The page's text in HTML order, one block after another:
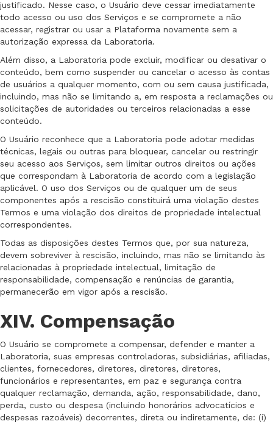
justificado. Nesse caso, o Usuário deve cessar imediatamente
todo acesso ou uso dos Serviços e se compromete a não
acessar, registrar ou usar a Plataforma novamente sem a
autorização expressa da Laboratoria.
Além disso, a Laboratoria pode excluir, modificar ou desativar o
conteúdo, bem como suspender ou cancelar o acesso às contas
de usuários a qualquer momento, com ou sem causa justificada,
incluindo, mas não se limitando a, em resposta a reclamações ou
solicitações de autoridades ou terceiros relacionadas a esse
conteúdo.
O Usuário reconhece que a Laboratoria pode adotar medidas
técnicas, legais ou outras para bloquear, cancelar ou restringir
seu acesso aos Serviços, sem limitar outros direitos ou ações
que correspondam à Laboratoria de acordo com a legislação
aplicável. O uso dos Serviços ou de qualquer um de seus
componentes após a rescisão constituirá uma violação destes
Termos e uma violação dos direitos de propriedade intelectual
correspondentes.
Todas as disposições destes Termos que, por sua natureza,
devem sobreviver à rescisão, incluindo, mas não se limitando às
relacionadas à propriedade intelectual, limitação de
responsabilidade, compensação e renúncias de garantia,
permanecerão em vigor após a rescisão.
XIV. Compensação
O Usuário se compromete a compensar, defender e manter a
Laboratoria, suas empresas controladoras, subsidiárias, afiliadas,
clientes, fornecedores, diretores, diretores, diretores,
funcionários e representantes, em paz e segurança contra
qualquer reclamação, demanda, ação, responsabilidade, dano,
perda, custo ou despesa (incluindo honorários advocatícios e
despesas razoáveis) decorrentes, direta ou indiretamente, de: (i)